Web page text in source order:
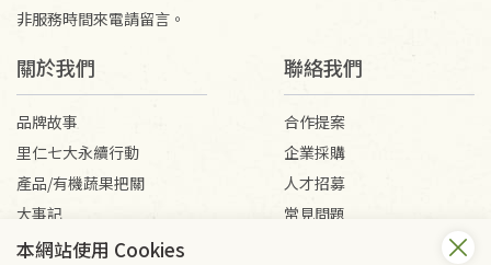
非服務時間來電請留言。
關於我們
品牌故事
里仁七大永續行動
產品/有機蔬果把關
大事記
媒體報導
聯絡我們
合作提案
企業採購
人才招募
常見問題
本網站使用 Cookies